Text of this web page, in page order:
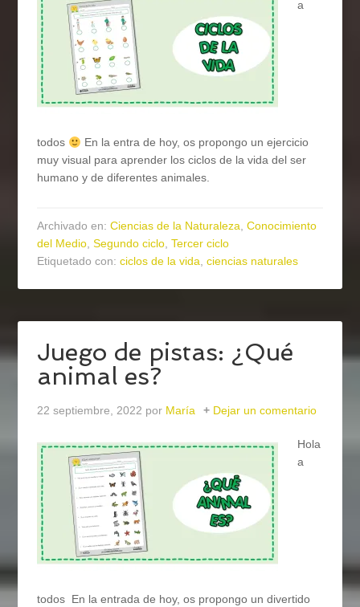
a
todos
En la entra de hoy, os propongo un ejercicio
muy visual para aprender los ciclos de la vida del ser
humano y de diferentes animales.
Archivado en:Ciencias de la Naturaleza,Conocimiento
del Medio,Segundo ciclo,Tercer ciclo
Etiquetado con:ciclos de la vida,ciencias naturales
Juego de pistas: ¿Qué
animal es?
22 septiembre, 2022 por María Dejar un comentario
Hola
a
todos En la entrada de hoy, os propongo un divertido